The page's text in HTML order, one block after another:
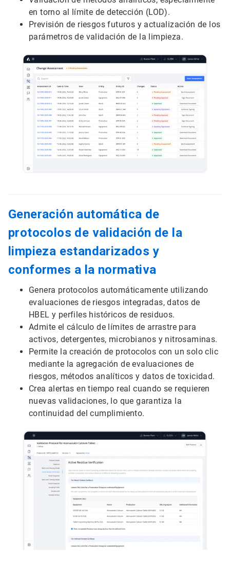
en torno al límite de detección (LOD).
Previsión de riesgos futuros y actualización de los
parámetros de validación de la limpieza.
Generación automática de
protocolos de validación de la
limpieza estandarizados y
conformes a la normativa
Genera protocolos automáticamente utilizando
evaluaciones de riesgos integradas, datos de
HBEL y perfiles históricos de residuos.
Admite el cálculo de límites de arrastre para
activos, detergentes, microbianos y nitrosaminas.
Permite la creación de protocolos con un solo clic
mediante la agregación de evaluaciones de
riesgos, métodos analíticos y datos de toxicidad.
Crea alertas en tiempo real cuando se requieren
nuevas validaciones, lo que garantiza la
continuidad del cumplimiento.